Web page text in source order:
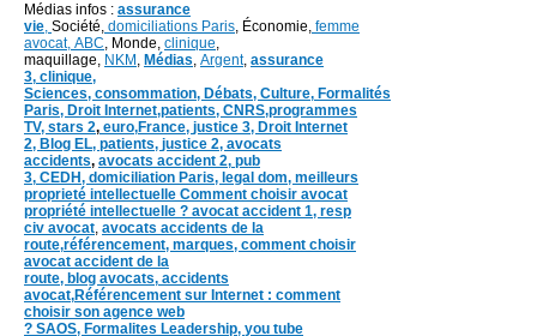
Médias infos : assurance
vie, Société, domiciliations Paris, Économie, femme
avocat, ABC, Monde, clinique,
maquillage, NKM , Médias, Argent, assurance
3, clinique,
Sciences, consommation, Débats, Culture, Formalités
Paris, Droit Internet,patients, CNRS,programmes
TV, stars 2, euro,France, justice 3, Droit Internet
2, Blog EL, patients, justice 2, avocats
accidents, avocats accident 2, pub
3, CEDH, domiciliation Paris, legal dom, meilleurs
proprieté intellectuelle Comment choisir avocat
propriété intellectuelle ? avocat accident 1, resp
civ avocat, avocats accidents de la
route,référencement, marques, comment choisir
avocat accident de la
route, blog avocats, accidents
avocat,Référencement sur Internet : comment
choisir son agence web
? SAOS, Formalites Leadership, you tube